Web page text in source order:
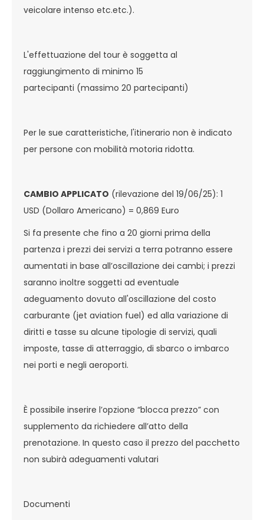
veicolare intenso etc.etc.).
L'effettuazione del tour è soggetta al
raggiungimento di minimo 15
partecipanti (massimo 20 partecipanti)
Per le sue caratteristiche, l'itinerario non è indicato
per persone con mobilità motoria ridotta.
CAMBIO APPLICATO (rilevazione del 19/06/25): 1
USD (Dollaro Americano) = 0,869 Euro
Si fa presente che fino a 20 giorni prima della
partenza i prezzi dei servizi a terra potranno essere
aumentati in base all’oscillazione dei cambi; i prezzi
saranno inoltre soggetti ad eventuale
adeguamento dovuto all'oscillazione del costo
carburante (jet aviation fuel) ed alla variazione di
diritti e tasse su alcune tipologie di servizi, quali
imposte, tasse di atterraggio, di sbarco o imbarco
nei porti e negli aeroporti.
È possibile inserire l’opzione “blocca prezzo” con
supplemento da richiedere all’atto della
prenotazione. In questo caso il prezzo del pacchetto
non subirà adeguamenti valutari
Documenti